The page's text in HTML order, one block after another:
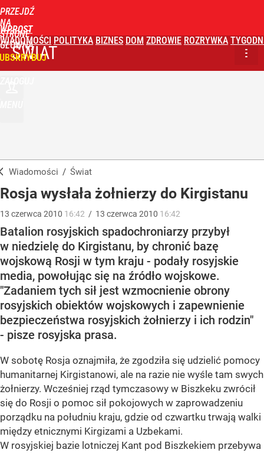
PRZEJDŹ
NA
STRONĘ
GŁÓWNĄ
WPROST
WIADOMOŚCI POLITYKA BIZNES DOM ZDROWIE ROZRYWKA
ŚWIAT
Wiadomości / Świat
Rosja wysłała żołnierzy do Kirgistanu
13 czerwca 2010 16:42 / 13 czerwca 2010 16:42
Batalion rosyjskich spadochroniarzy przybył
w niedzielę do Kirgistanu, by chronić bazę
wojskową Rosji w tym kraju - podały rosyjskie
media, powołując się na źródło wojskowe.
"Zadaniem tych sił jest wzmocnienie obrony
rosyjskich obiektów wojskowych i zapewnienie
bezpieczeństwa rosyjskich żołnierzy i ich rodzin"
- pisze rosyjska prasa.
W sobotę Rosja oznajmiła, że zgodziła się udzielić pomocy
humanitarnej Kirgistanowi, ale na razie nie wyśle tam swych
żołnierzy. Wcześniej rząd tymczasowy w Biszkeku zwrócił
się do Rosji o pomoc sił pokojowych w zaprowadzeniu
porządku na południu kraju, gdzie od czwartku trwają walki
między etnicznymi Kirgizami a Uzbekami.
W rosyjskiej bazie lotniczej Kant pod Biszkekiem przebywa